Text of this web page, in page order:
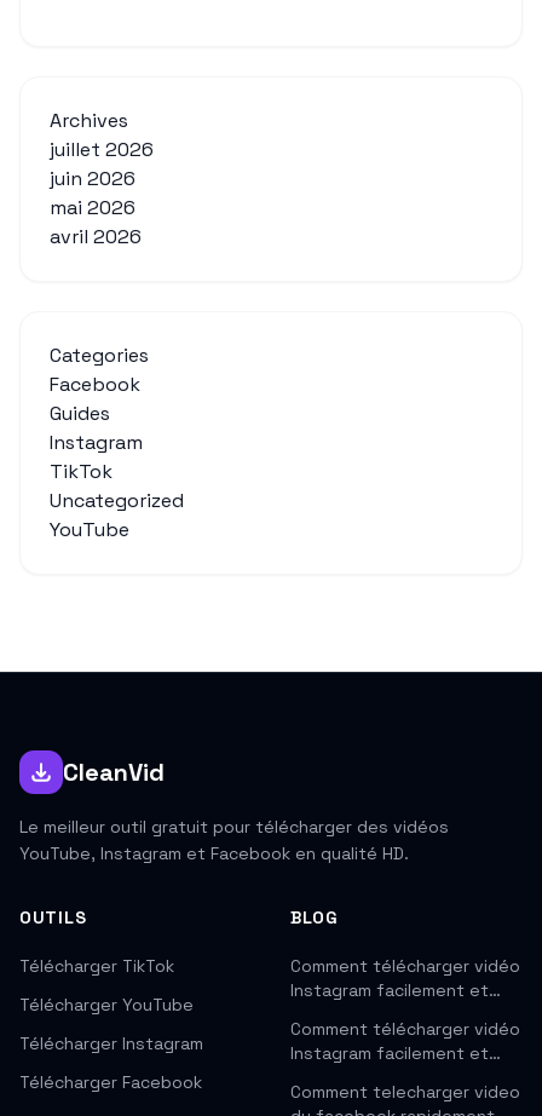
Archives
juillet 2026
juin 2026
mai 2026
avril 2026
Categories
Facebook
Guides
Instagram
TikTok
Uncategorized
YouTube
CleanVid
Le meilleur outil gratuit pour télécharger des vidéos
YouTube, Instagram et Facebook en qualité HD.
OUTILS
Télécharger TikTok
Télécharger YouTube
Télécharger Instagram
Télécharger Facebook
BLOG
Comment télécharger vidéo
Instagram facilement et…
Comment télécharger vidéo
Instagram facilement et…
Comment telecharger video